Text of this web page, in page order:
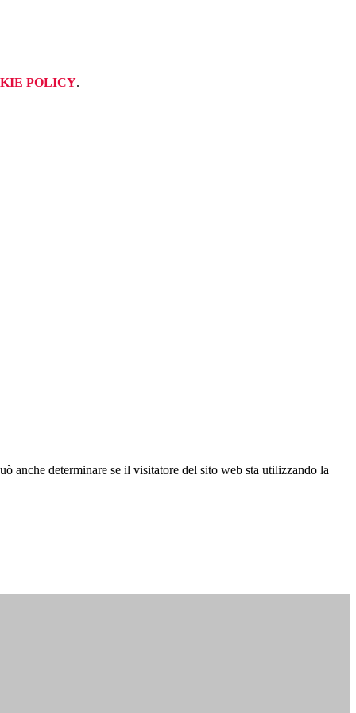
POLICY.
anche determinare se il visitatore del sito web sta utilizzando la